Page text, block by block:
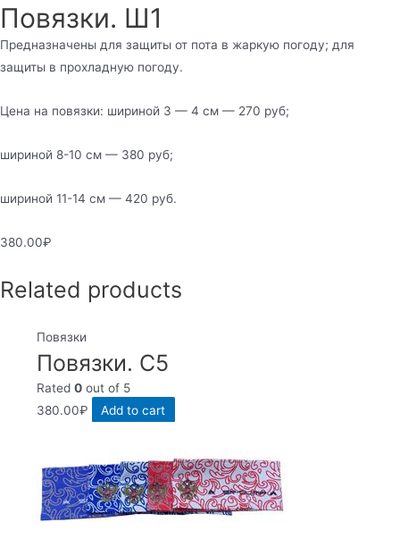
Повязки. Ш1
Предназначены для защиты от пота в жаркую погоду; для
защиты в прохладную погоду.
Цена на повязки: шириной 3 — 4 см — 270 руб;
шириной 8-10 см — 380 руб;
шириной 11-14 см — 420 руб.
380.00₽
Related products
Повязки
Повязки. С5
Rated0 out of 5
380.00₽ Add to cart